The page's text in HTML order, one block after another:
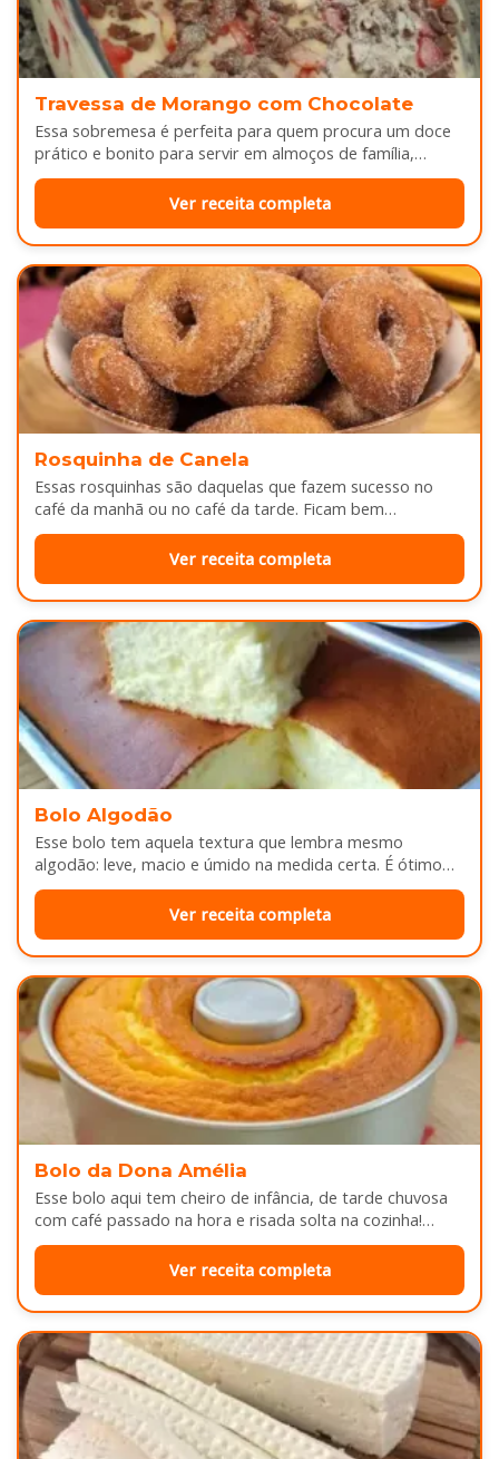
Travessa de Morango com Chocolate
Essa sobremesa é perfeita para quem procura um doce
prático e bonito para servir em almoços de família,
aniversários ou…
Ver receita completa
Rosquinha de Canela
Essas rosquinhas são daquelas que fazem sucesso no
café da manhã ou no café da tarde. Ficam bem
douradinhas por…
Ver receita completa
Bolo Algodão
Esse bolo tem aquela textura que lembra mesmo
algodão: leve, macio e úmido na medida certa. É ótimo
pra servir…
Ver receita completa
Bolo da Dona Amélia
Esse bolo aqui tem cheiro de infância, de tarde chuvosa
com café passado na hora e risada solta na cozinha!…
Ver receita completa